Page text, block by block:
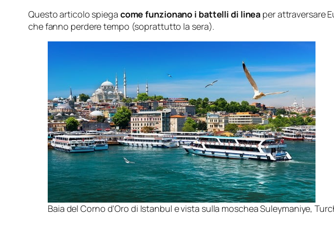
Questo articolo spiega come funzionano i battelli di linea per attraversare
che fanno perdere tempo (soprattutto la sera).
Baia del Corno d’Oro di Istanbul e vista sulla moschea Suleymaniye,